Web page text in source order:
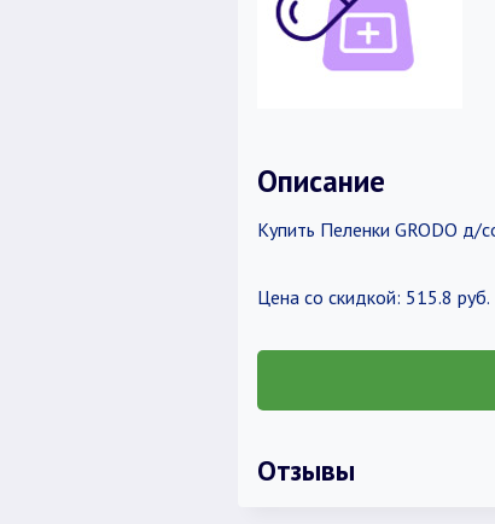
Описание
Купить Пеленки GRODO д/
Цена со скидкой: 515.8 руб.
Отзывы